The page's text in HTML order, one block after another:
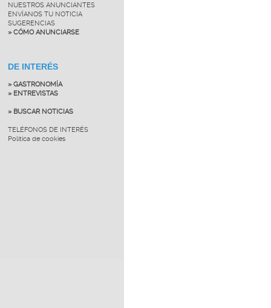
NUESTROS ANUNCIANTES
ENVÍANOS TU NOTICIA
SUGERENCIAS
» CÓMO ANUNCIARSE
DE INTERÉS
» GASTRONOMÍA
» ENTREVISTAS
» BUSCAR NOTICIAS
TELÉFONOS DE INTERÉS
Política de cookies